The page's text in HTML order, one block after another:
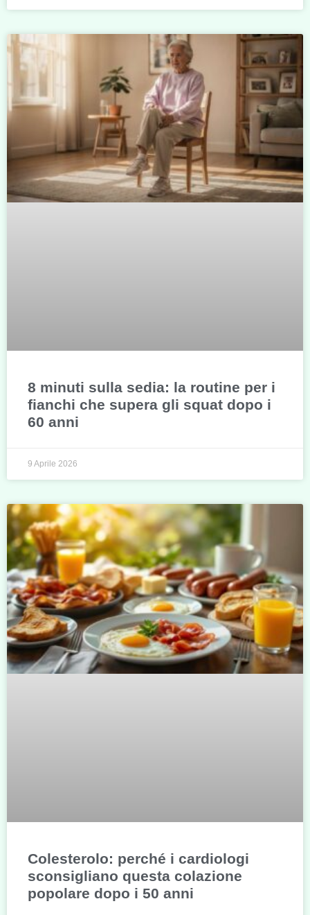
8 minuti sulla sedia: la routine per i
fianchi che supera gli squat dopo i
60 anni
9 Aprile 2026
Colesterolo: perché i cardiologi
sconsigliano questa colazione
popolare dopo i 50 anni